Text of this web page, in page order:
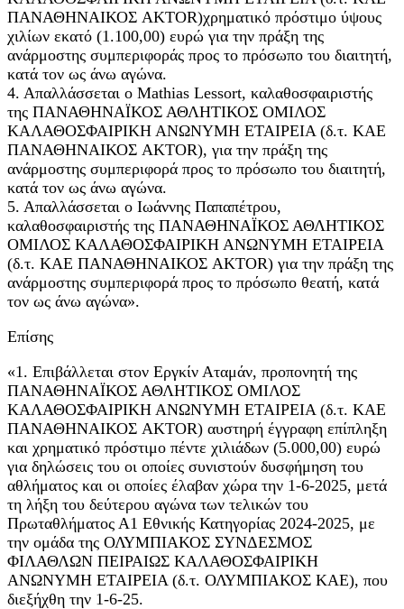
ΠΑΝΑΘΗΝΑΙΚΟΣ AKTOR)χρηματικό πρόστιμο ύψους
χιλίων εκατό (1.100,00) ευρώ για την πράξη της
ανάρμοστης συμπεριφοράς προς το πρόσωπο του διαιτητή,
κατά τον ως άνω αγώνα.
4. Απαλλάσσεται ο Mathias Lessort, καλαθοσφαιριστής
της ΠΑΝΑΘΗΝΑΪΚΟΣ ΑΘΛΗΤΙΚΟΣ ΟΜΙΛΟΣ
ΚΑΛΑΘΟΣΦΑΙΡΙΚΗ ΑΝΩΝΥΜΗ ΕΤΑΙΡΕΙΑ (δ.τ. ΚΑΕ
ΠΑΝΑΘΗΝΑΙΚΟΣ AKTOR), για την πράξη της
ανάρμοστης συμπεριφορά προς το πρόσωπο του διαιτητή,
κατά τον ως άνω αγώνα.
5. Απαλλάσσεται ο Ιωάννης Παπαπέτρου,
καλαθοσφαιριστής της ΠΑΝΑΘΗΝΑΪΚΟΣ ΑΘΛΗΤΙΚΟΣ
ΟΜΙΛΟΣ ΚΑΛΑΘΟΣΦΑΙΡΙΚΗ ΑΝΩΝΥΜΗ ΕΤΑΙΡΕΙΑ
(δ.τ. ΚΑΕ ΠΑΝΑΘΗΝΑΙΚΟΣ AKTOR) για την πράξη της
ανάρμοστης συμπεριφορά προς το πρόσωπο θεατή, κατά
τον ως άνω αγώνα».
Επίσης
«1. Επιβάλλεται στον Εργκίν Αταμάν, προπονητή της
ΠΑΝΑΘΗΝΑΪΚΟΣ ΑΘΛΗΤΙΚΟΣ ΟΜΙΛΟΣ
ΚΑΛΑΘΟΣΦΑΙΡΙΚΗ ΑΝΩΝΥΜΗ ΕΤΑΙΡΕΙΑ (δ.τ. ΚΑΕ
ΠΑΝΑΘΗΝΑΙΚΟΣ AKTOR) αυστηρή έγγραφη επίπληξη
και χρηματικό πρόστιμο πέντε χιλιάδων (5.000,00) ευρώ
για δηλώσεις του οι οποίες συνιστούν δυσφήμηση του
αθλήματος και οι οποίες έλαβαν χώρα την 1-6-2025, μετά
τη λήξη του δεύτερου αγώνα των τελικών του
Πρωταθλήματος Α1 Εθνικής Κατηγορίας 2024-2025, με
την ομάδα της ΟΛΥΜΠΙΑΚΟΣ ΣΥΝΔΕΣΜΟΣ
ΦΙΛΑΘΛΩΝ ΠΕΙΡΑΙΩΣ ΚΑΛΑΘΟΣΦΑΙΡΙΚΗ
ΑΝΩΝΥΜΗ ΕΤΑΙΡΕΙΑ (δ.τ. ΟΛΥΜΠΙΑΚΟΣ ΚΑΕ), που
διεξήχθη την 1-6-25.